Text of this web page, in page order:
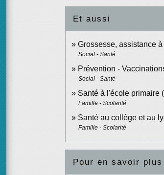
Et aussi
Grossesse, assistance
Social - Santé
Prévention -
Social - Santé
Santé à l'école primaire
Famille - Scolarité
Santé au collège et au
Famille - Scolarité
Pour en savoir plus